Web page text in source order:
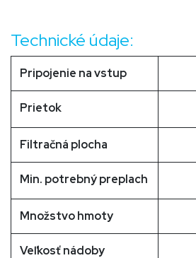
Technické údaje:
Pripojenie na vstup
Prietok
Filtračná plocha
Min. potrebný preplach
Množstvo hmoty
Veľkosť nádoby